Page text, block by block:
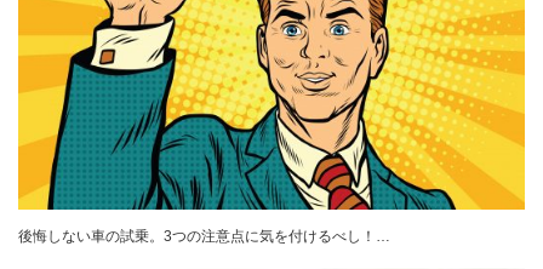
後悔しない車の試乗。3つの注意点に気を付けるべし！…